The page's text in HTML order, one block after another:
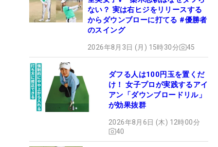
ない？ 実は右ヒジをリリースする
からダウンブローに打てる #優勝者
のスイング
2026年8月3日 (月) 15時30分 45
ダフる人は100円玉を置くだ
け！ 女子プロが実践するアイ
アン「ダウンブロードリル」
が効果抜群
2026年8月6日 (木) 12時00分
40